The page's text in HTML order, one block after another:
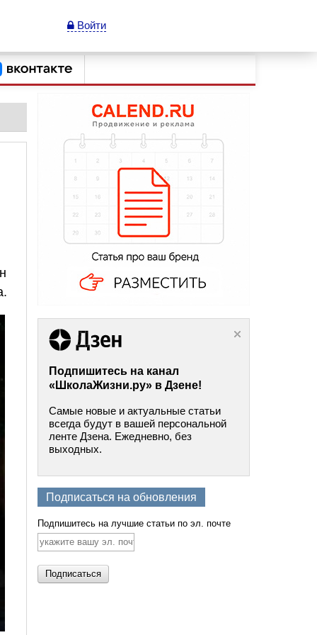
Войти
Подпишитесь на канал
«ШколаЖизни.ру» в Дзене!
Самые новые и актуальные статьи
всегда будут в вашей персональной
ленте Дзена. Ежедневно, без
выходных.
Подписаться на обновления
Подпишитесь на лучшие статьи по эл. почте